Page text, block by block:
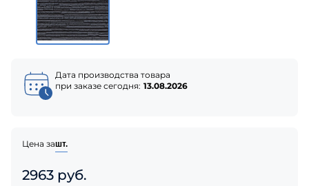
Дата производства товара
при заказе сегодня: 13.08.2026
Цена зашт.
2963 руб.